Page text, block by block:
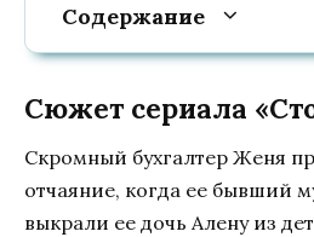
Содержание
Сюжет сериала
Скромный бухгалтер Женя
отчаяние, когда ее бывший
выкрали ее дочь Алену из